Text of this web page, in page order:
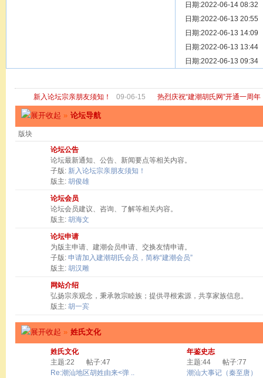
[ 散文随笔 ] 写给远在天
日期:2022-06-14 08:32
[ 宗亲新闻 ] 关于“金鸡落
日期:2022-06-13 20:55
[ 庙堂宗祠 ] 洽礼祖祠
日期:2022-06-13 14:09
[ 庙堂宗祠 ] 京华胡氏二
日期:2022-06-13 13:44
[ 庙堂宗祠 ] 祖祠、家庙
日期:2022-06-13 09:34
新入论坛宗亲朋友须知！ 09-06-15 热烈庆祝“建潮胡氏网”开通一周年
» 论坛导航
版块
论坛公告
论坛最新通知、公告、新闻要点等相关内容。
子版: 新入论坛宗亲朋友须知！
版主: 胡俊雄
论坛会员
论坛会员建议、咨询、了解等相关内容。
版主: 胡海文
论坛申请
为版主申请、建潮会员申请、交换友情申请。
子版: 申请加入建潮胡氏会员，简称“建潮会员”
版主: 胡汉雕
网站介绍
弘扬宗亲观念，秉承敦宗睦族；提供寻根索源，共享家族信息。
版主: 胡一宾
» 姓氏文化
姓氏文化
主题:22
帖子:47
Re:潮汕地区胡姓由来<弹 ..
年鉴史志
主题:44
帖子:77
潮汕大事记（秦至唐）